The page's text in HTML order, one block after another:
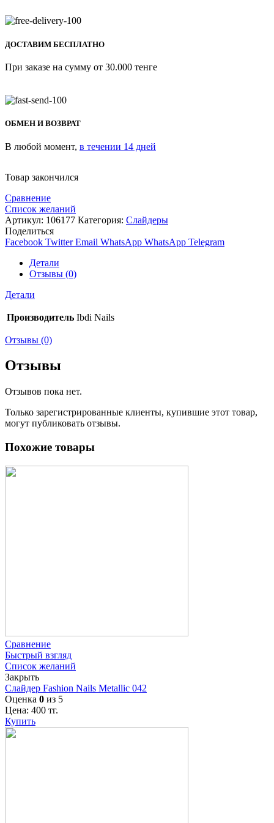
ДОСТАВИМ БЕСПЛАТНО
При заказе на сумму от 30.000 тенге
ОБМЕН И ВОЗВРАТ
В любой момент, в течении 14 дней
Товар закончился
Сравнение
Список желаний
Артикул: 106177 Категория: Слайдеры
Поделиться
Facebook Twitter Email WhatsApp WhatsApp Telegram
Детали
Отзывы (0)
Детали
Производитель Ibdi Nails
Отзывы (0)
Отзывы
Отзывов пока нет.
Только зарегистрированные клиенты, купившие этот товар,
могут публиковать отзывы.
Похожие товары
Сравнение
Быстрый взгляд
Список желаний
Закрыть
Слайдер Fashion Nails Metallic 042
Оценка 0 из 5
Цена: 400 тг.
Купить